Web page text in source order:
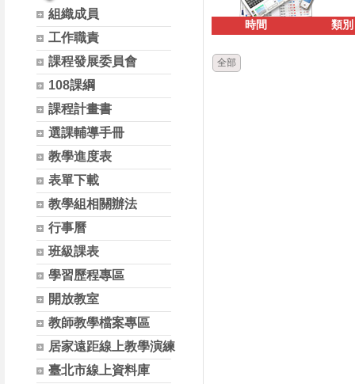
組織成員
工作職責
課程發展委員會
108課綱
課程計畫書
選課輔導手冊
教學進度表
表單下載
教學組相關辦法
行事曆
班級課表
學習歷程專區
開放教室
教師教學檔案專區
居家遠距線上教學演練
臺北市線上資料庫
時間 類別
全部